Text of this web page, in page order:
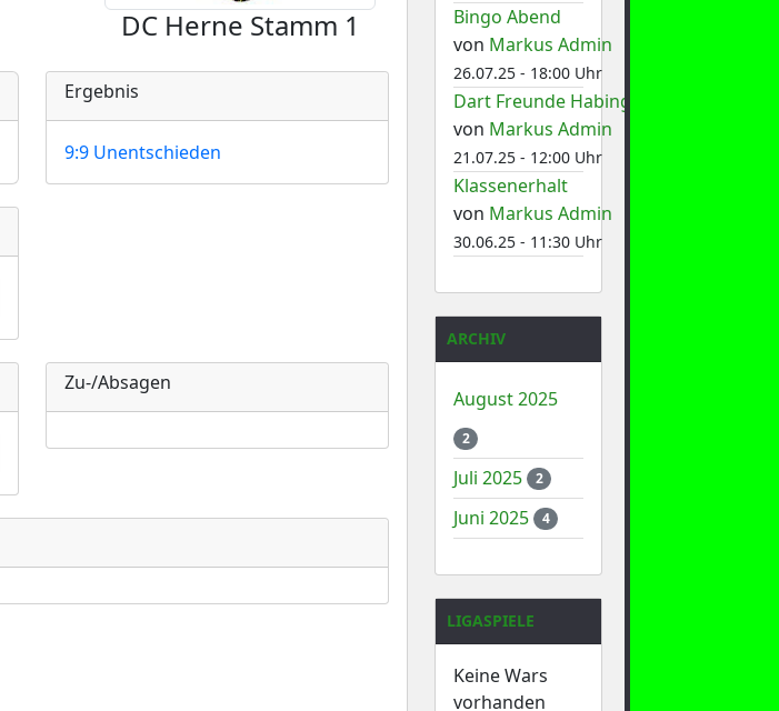
DC Herne Stamm 1
Ergebnis
9:9 Unentschieden
Zu-/Absagen
Bingo Abend
von Markus Admin
26.07.25 - 18:00 Uhr
Dart Freunde Habinghorst 1
von Markus Admin
21.07.25 - 12:00 Uhr
Klassenerhalt
von Markus Admin
30.06.25 - 11:30 Uhr
ARCHIV
August 2025
2
Juli 2025 2
Juni 2025 4
LIGASPIELE
Keine Wars
vorhanden